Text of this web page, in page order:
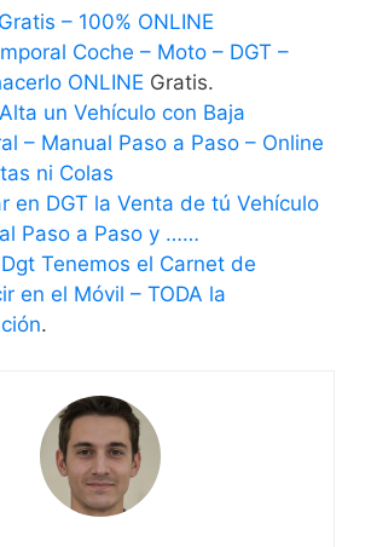
– 100% ONLINE
Coche – Moto – DGT –
ONLINE Gratis.
un Vehículo con Baja
– Manual Paso a Paso – Online
ni Colas
en DGT la Venta de tú Vehículo
Paso a Paso y ……
Tenemos el Carnet de
en el Móvil – TODA la
.